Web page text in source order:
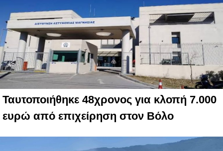
Ταυτοποιήθηκε 48χρονος για κλοπή 7.000
ευρώ από επιχείρηση στον Βόλο